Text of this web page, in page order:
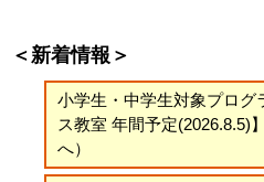
＜新着情報＞
小学生・中学生対象プログ
ス教室 年間予定(2026.8.5)
へ）